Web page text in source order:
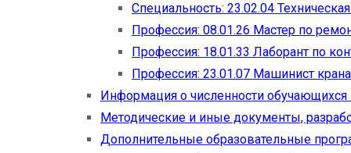
Специальность: 23.02.04
Профессия: 08.01.26 Мастер по
Профессия: 18.01.33 Лаборант по
Профессия: 23.01.07 Машинист
Информация о численности
Методические и иные документы,
Дополнительные образовательные